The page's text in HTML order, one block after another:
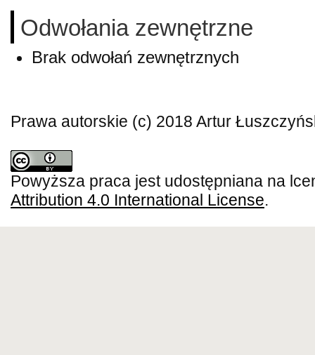
Odwołania zewnętrzne
Brak odwołań zewnętrznych
Prawa autorskie (c) 2018 Artur
Powyższa praca jest udostępniana na
Attribution 4.0 International License.